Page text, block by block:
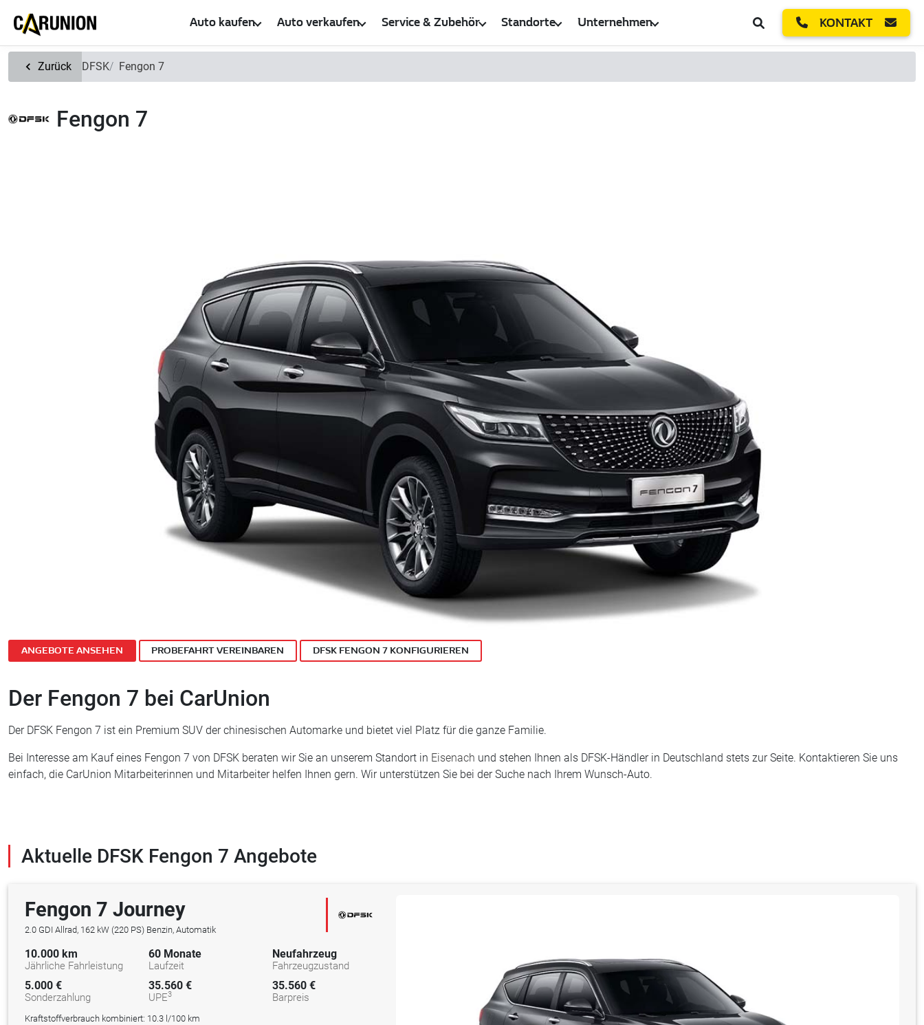
Auto kaufen
Auto verkaufen Service & Zubehör Standorte Unternehmen KONTAKT
Zurück DFSK Fengon 7
Fengon 7
ANGEBOTE ANSEHEN PROBEFAHRT VEREINBAREN DFSK FENGON 7 KONFIGURIEREN
Der Fengon 7 bei CarUnion
Der DFSK Fengon 7 ist ein Premium SUV der chinesischen Automarke und bietet viel Platz für die ganze Familie.
Bei Interesse am Kauf eines Fengon 7 von DFSK beraten wir Sie an unserem Standort in Eisenach und stehen Ihnen als DFSK-Händler in Deutschland stets zur Seite. Kontaktieren Sie uns
einfach, die CarUnion Mitarbeiterinnen und Mitarbeiter helfen Ihnen gern. Wir unterstützen Sie bei der Suche nach Ihrem Wunsch-Auto.
Aktuelle DFSK Fengon 7 Angebote
Fengon 7 Journey
2.0 GDI Allrad, 162 kW (220 PS) Benzin, Automatik
10.000 km
Jährliche Fahrleistung
60 Monate
Laufzeit
Neufahrzeug
Fahrzeugzustand
5.000 €
Sonderzahlung
35.560 €
UPE3
35.560 €
Barpreis
Kraftstoffverbrauch kombiniert: 10.3 l/100 km